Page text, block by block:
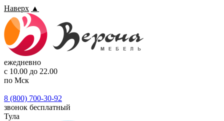
Наверх ▲
ежедневно
с 10.00 до 22.00
по Мск
8 (800) 700-30-92
звонок бесплатный
Тула